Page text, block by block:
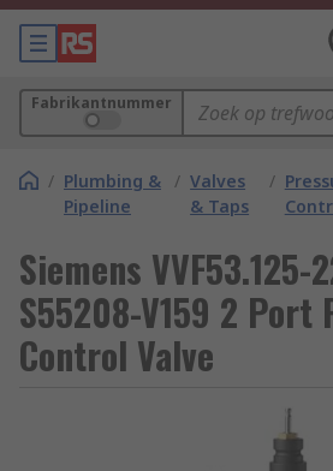
Fabrikantnummer
/ Plumbing &
Pipeline
/ Valves
& Taps
/
Siemens VVF53.125-
S55208-V159 2 Port
Control Valve